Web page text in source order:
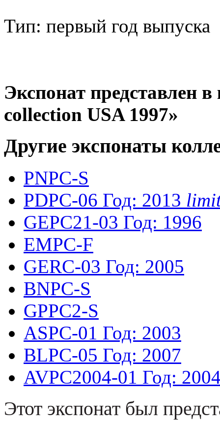
Тип: первый год выпуска
Экспонат представлен
collection USA 1997»
Другие экспонаты
PNPC-S
PDPC-06 Год: 2013
GEPC21-03 Год: 1996
EMPC-F
GERC-03 Год: 2005
BNPC-S
GPPC2-S
ASPC-01 Год: 2003
BLPC-05 Год: 2007
AVPC2004-01 Год:
Этот экспонат был